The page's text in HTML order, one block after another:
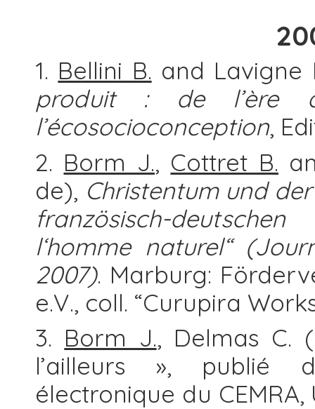
1. Bellini B. and Lavigne
produit : de l’ère
l’écosocioconception,
2. Borm J., Cottret B.
de), Christentum und
französisch-
l‘homme naturel“
2007). Marburg:
e.V., coll. “Curupira
3. Borm J., Delmas C.
l’ailleurs », publié
électronique du